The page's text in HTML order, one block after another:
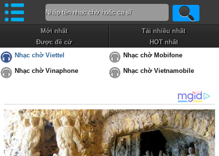
Mới nhất
Tải nhiều nhất
Được đề cử
HOT nhất
Nhạc chờ Viettel
Nhạc chờ Mobifone
Nhạc chờ Vinaphone Nhạc chờ Vietnamobile